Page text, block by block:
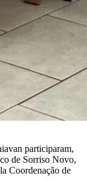
participaram,
de Sorriso Novo,
Coordenação de